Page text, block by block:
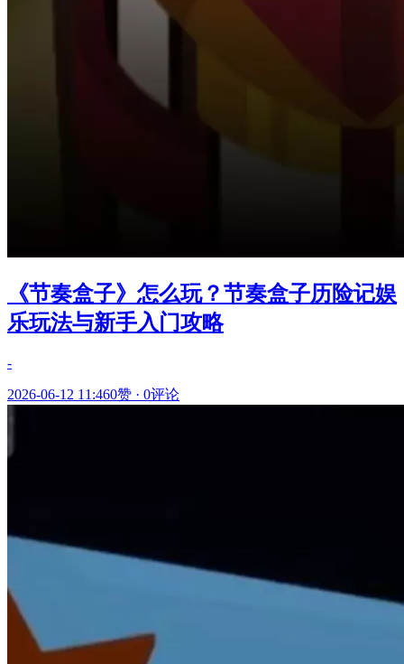
《节奏盒子》怎么玩？节奏盒子历险记娱
乐玩法与新手入门攻略
-
2026-06-12 11:460赞 · 0评论